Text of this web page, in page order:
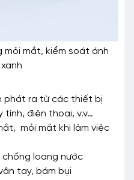
mỏi mắt, kiểm soát ánh
phát ra từ các thiết bị
tính, điện thoại, v.v…
mỏi mắt khi làm việc
chống loang nước
tay, bám bụi